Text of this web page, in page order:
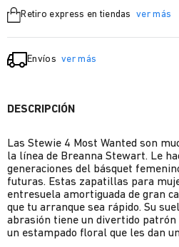
Retiro express en tiendas ver más
Envíos ver más
DESCRIPCIÓN
Las Stewie 4 Most Wanted son
la línea de Breanna Stewart. Le
generaciones del básquet
futuras. Estas zapatillas para
entresuela amortiguada de gran
que tu arranque sea rápido. Su
abrasión tiene un divertido patrón
un estampado floral que les dan